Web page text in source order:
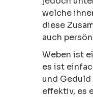
welche
diese
auch
Weben ist
es ist
und
effektiv, es